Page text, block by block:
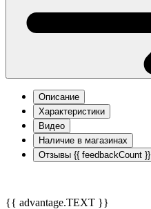
Описание
Характеристики
Видео
Наличие в магазинах
Отзывы {{ feedbackCount }}
{{ advantage.TEXT }}